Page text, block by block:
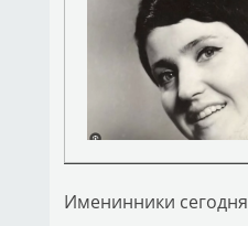
Именинники сегодня